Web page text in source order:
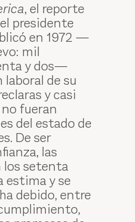
, el reporte
presidente
en 1972 —
mil
y dos—
de su
y casi
fueran
del estado de
De ser
las
los setenta
estima y se
debido, entre